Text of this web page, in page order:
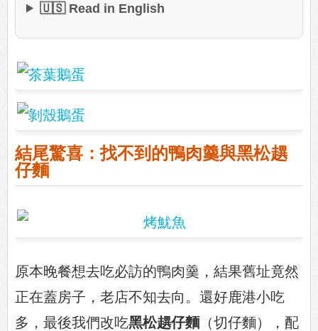
🇺🇸 Read in English
結尾驚喜：找不到的鴨肉羹與黑松趩
仔麵
原本晚餐想去吃必訪的鴨肉羹，結果舊址竟然
正在蓋房子，老店不知去向。還好鹿港小吃
多，最後我們改吃黑松趩仔麵 （切仔麵），配